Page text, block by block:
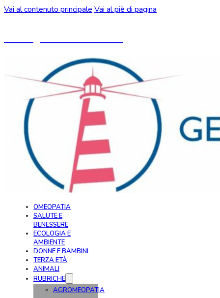
Vai al contenuto principale Vai al piè di pagina
OMEOPATIA
SALUTE E
BENESSERE
ECOLOGIA E
AMBIENTE
DONNE E BAMBINI
TERZA ETÀ
ANIMALI
RUBRICHE
AGROMEOPATIA